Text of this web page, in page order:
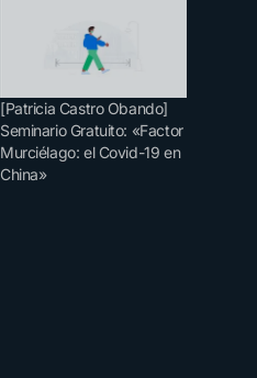
[Patricia Castro Obando]
Seminario Gratuito: «Factor
Murciélago: el Covid-19 en
China»